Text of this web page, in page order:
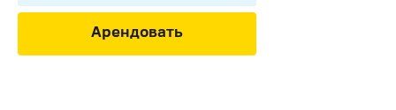
Арендовать